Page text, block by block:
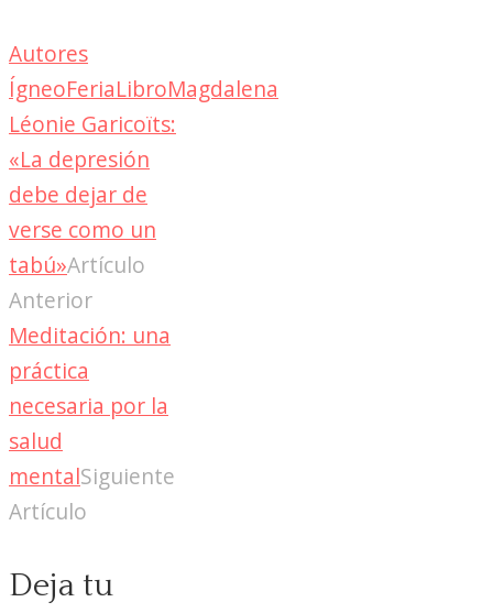
Autores
ÍgneoFeriaLibroMagdalena
Léonie Garicoïts:
«La depresión
debe dejar de
verse como un
tabú»Artículo
Anterior
Meditación: una
práctica
necesaria por la
salud
mentalSiguiente
Artículo
Deja tu